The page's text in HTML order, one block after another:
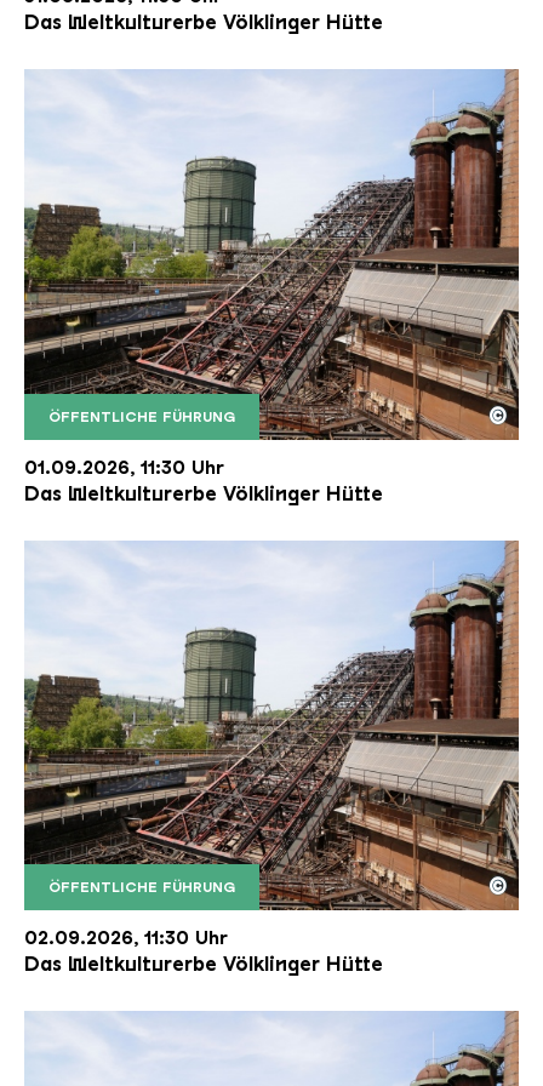
Das Weltkulturerbe Völklinger Hütte
ÖFFENTLICHE FÜHRUNG
Der Erzschrägaufzug der Völklinger Hütte mit
Copyright: Weltkulturerbe Völklinger Hütte | Karl
©
01.09.2026, 11:30 Uhr
Das Weltkulturerbe Völklinger Hütte
ÖFFENTLICHE FÜHRUNG
Der Erzschrägaufzug der Völklinger Hütte mit
Copyright: Weltkulturerbe Völklinger Hütte | Karl
©
02.09.2026, 11:30 Uhr
Das Weltkulturerbe Völklinger Hütte